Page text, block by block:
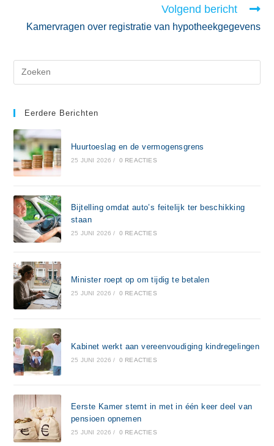
Volgend bericht
Kamervragen over registratie van hypotheekgegevens
Eerdere Berichten
Huurtoeslag en de vermogensgrens
25 JUNI 2026 / 0 REACTIES
Bijtelling omdat auto’s feitelijk ter beschikking
staan
25 JUNI 2026 / 0 REACTIES
Minister roept op om tijdig te betalen
25 JUNI 2026 / 0 REACTIES
Kabinet werkt aan vereenvoudiging kindregelingen
25 JUNI 2026 / 0 REACTIES
Eerste Kamer stemt in met in één keer deel van
pensioen opnemen
25 JUNI 2026 / 0 REACTIES